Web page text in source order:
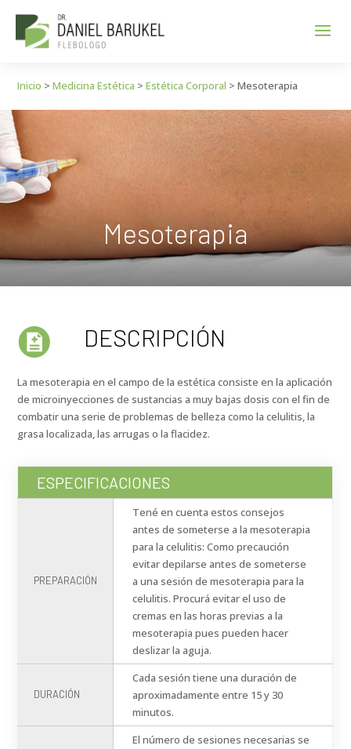
Inicio >Medicina Estética >Estética Corporal >Mesoterapia
Mesoterapia
DESCRIPCIÓN
La mesoterapia en el campo de la estética consiste en la aplicación
de microinyecciones de sustancias a muy bajas dosis con el fin de
combatir una serie de problemas de belleza como la celulitis, la
grasa localizada, las arrugas o la flacidez.
ESPECIFICACIONES
PREPARACIÓN
Tené en cuenta estos consejos
antes de someterse a la mesoterapia
para la celulitis: Como precaución
evitar depilarse antes de someterse
a una sesión de mesoterapia para la
celulitis. Procurá evitar el uso de
cremas en las horas previas a la
mesoterapia pues pueden hacer
deslizar la aguja.
DURACIÓN
Cada sesión tiene una duración de
aproximadamente entre 15 y 30
minutos.
El número de sesiones necesarias se